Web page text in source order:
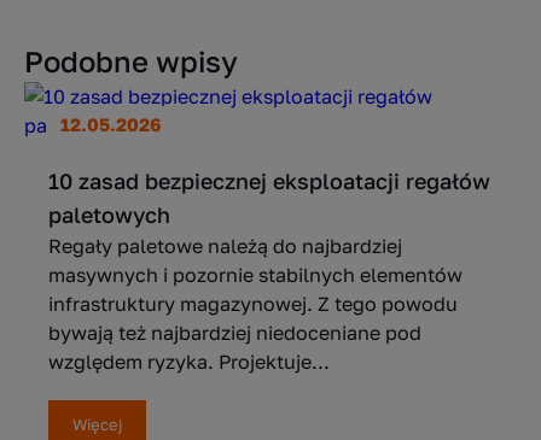
Podobne wpisy
12.05.2026
10 zasad bezpiecznej eksploatacji regałów
paletowych
Regały paletowe należą do najbardziej
masywnych i pozornie stabilnych elementów
infrastruktury magazynowej. Z tego powodu
bywają też najbardziej niedoceniane pod
względem ryzyka. Projektuje...
Więcej